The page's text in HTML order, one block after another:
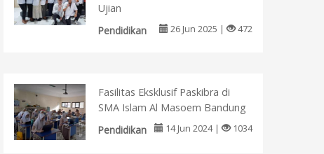
Ujian
Pendidikan
26 Jun 2025 | 472
Fasilitas Eksklusif Paskibra di
SMA Islam Al Masoem Bandung
Pendidikan
14 Jun 2024 | 1034